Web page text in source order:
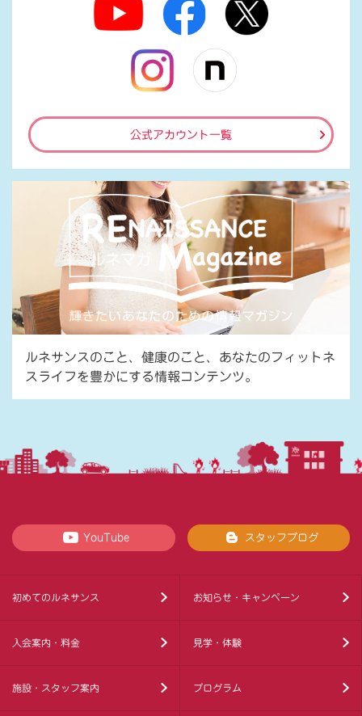
公式アカウント一覧
ルネサンスのこと、健康のこと、あなたのフィットネ
スライフを豊かにする情報コンテンツ。
YouTube スタッフブログ
初めてのルネサンス お知らせ・キャンペーン
入会案内・料金 見学・体験
施設・スタッフ案内 プログラム